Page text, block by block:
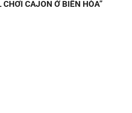
CAJON Ở BIÊN HÒA”